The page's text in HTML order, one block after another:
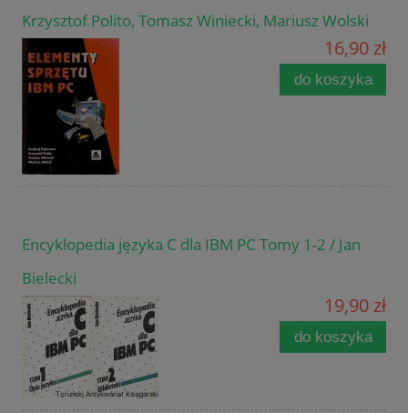
Krzysztof Polito, Tomasz Winiecki, Mariusz Wolski
16,90 zł
do koszyka
Encyklopedia języka C dla IBM PC Tomy 1-2 / Jan
Bielecki
19,90 zł
do koszyka